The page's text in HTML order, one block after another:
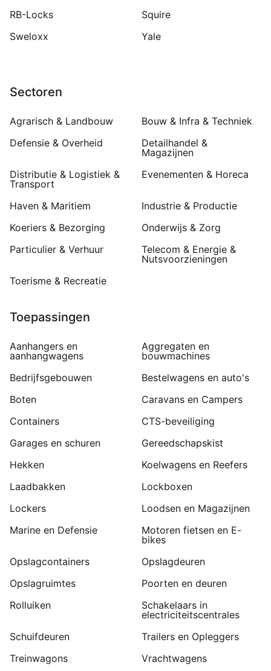
RB-Locks
Squire
Sweloxx
Yale
Sectoren
Agrarisch & Landbouw
Bouw & Infra & Techniek
Defensie & Overheid
Detailhandel &
Magazijnen
Distributie & Logistiek &
Transport
Evenementen & Horeca
Haven & Maritiem
Industrie & Productie
Koeriers & Bezorging
Onderwijs & Zorg
Particulier & Verhuur
Telecom & Energie &
Nutsvoorzieningen
Toerisme & Recreatie
Toepassingen
Aanhangers en
aanhangwagens
Aggregaten en
bouwmachines
Bedrijfsgebouwen
Bestelwagens en auto's
Boten
Caravans en Campers
Containers
CTS-beveiliging
Garages en schuren
Gereedschapskist
Hekken
Koelwagens en Reefers
Laadbakken
Lockboxen
Lockers
Loodsen en Magazijnen
Marine en Defensie
Motoren fietsen en E-
bikes
Opslagcontainers
Opslagdeuren
Opslagruimtes
Poorten en deuren
Rolluiken
Schakelaars in
electriciteitscentrales
Schuifdeuren
Trailers en Opleggers
Treinwagons
Vrachtwagens